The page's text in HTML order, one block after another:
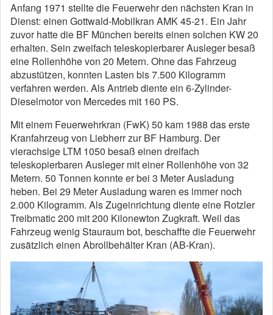
Anfang 1971 stellte die Feuerwehr den nächsten Kran in
Dienst: einen Gottwald-Mobilkran AMK 45-21. Ein Jahr
zuvor hatte die BF München bereits einen solchen KW 20
erhalten. Sein zweifach teleskopierbarer Ausleger besaß
eine Rollenhöhe von 20 Metern. Ohne das Fahrzeug
abzustützen, konnten Lasten bis 7.500 Kilogramm
verfahren werden. Als Antrieb diente ein 6-Zylinder-
Dieselmotor von Mercedes mit 160 PS.
Mit einem Feuerwehrkran (FwK) 50 kam 1988 das erste
Kranfahrzeug von Liebherr zur BF Hamburg. Der
vierachsige LTM 1050 besaß einen dreifach
teleskopierbaren Ausleger mit einer Rollenhöhe von 32
Metern. 50 Tonnen konnte er bei 3 Meter Ausladung
heben. Bei 29 Meter Ausladung waren es immer noch
2.000 Kilogramm. Als Zugeinrichtung diente eine Rotzler
Treibmatic 200 mit 200 Kilonewton Zugkraft. Weil das
Fahrzeug wenig Stauraum bot, beschaffte die Feuerwehr
zusätzlich einen Abrollbehälter Kran (AB-Kran).